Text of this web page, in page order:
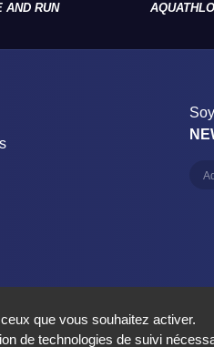
AND RUN
que vous souhaitez activer.
de technologies de suivi